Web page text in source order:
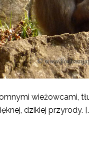
wieżowcami,
dzikiej przyrody.